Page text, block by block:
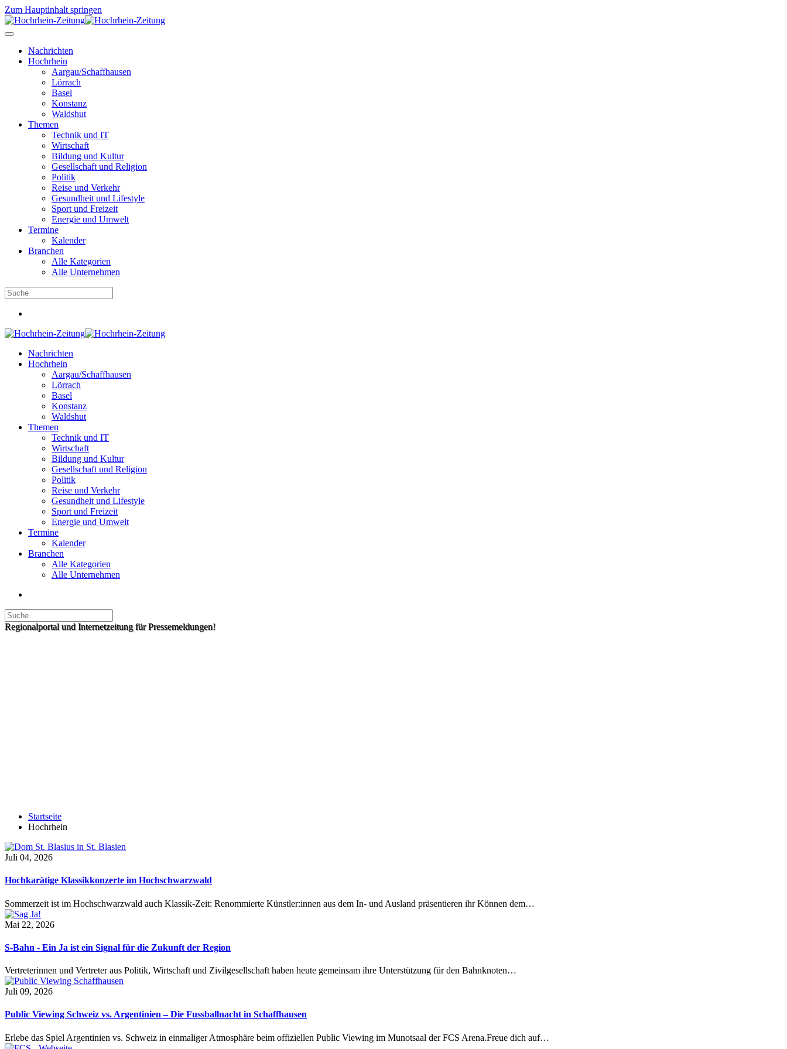
Zum Hauptinhalt springen
Nachrichten
Hochrhein
Aargau/Schaffhausen
Lörrach
Basel
Konstanz
Waldshut
Themen
Technik und IT
Wirtschaft
Bildung und Kultur
Gesellschaft und Religion
Politik
Reise und Verkehr
Gesundheit und Lifestyle
Sport und Freizeit
Energie und Umwelt
Termine
Kalender
Branchen
Alle Kategorien
Alle Unternehmen
Nachrichten
Hochrhein
Aargau/Schaffhausen
Lörrach
Basel
Konstanz
Waldshut
Themen
Technik und IT
Wirtschaft
Bildung und Kultur
Gesellschaft und Religion
Politik
Reise und Verkehr
Gesundheit und Lifestyle
Sport und Freizeit
Energie und Umwelt
Termine
Kalender
Branchen
Alle Kategorien
Alle Unternehmen
Regionalportal und Internetzeitung für Pressemeldungen!
Startseite
Hochrhein
Juli 04, 2026
Hochkarätige Klassikkonzerte im Hochschwarzwald
Sommerzeit ist im Hochschwarzwald auch Klassik-Zeit: Renommierte Künstler:innen aus dem In- und Ausland präsentieren ihr Können dem…
Mai 22, 2026
S-Bahn - Ein Ja ist ein Signal für die Zukunft der Region
Vertreterinnen und Vertreter aus Politik, Wirtschaft und Zivilgesellschaft haben heute gemeinsam ihre Unterstützung für den Bahnknoten…
Juli 09, 2026
Public Viewing Schweiz vs. Argentinien – Die Fussballnacht in Schaffhausen
Erlebe das Spiel Argentinien vs. Schweiz in einmaliger Atmosphäre beim offiziellen Public Viewing im Munotsaal der FCS Arena.Freue dich auf…